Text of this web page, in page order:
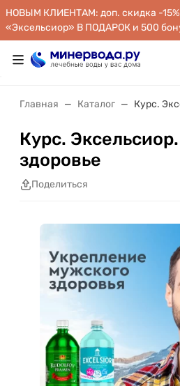
НОВЫМ КЛИЕНТАМ: доп. скидка -
«Эксельсиор» В ПОДАРОК и 500
Главная Каталог Курс.
Курс.
здоровье
Поделиться